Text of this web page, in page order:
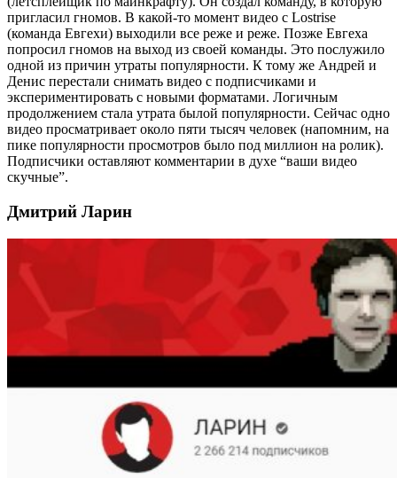
пригласил гномов. В какой-то момент видео с Lostrise
(команда Евгехи) выходили все реже и реже. Позже Евгеха
попросил гномов на выход из своей команды. Это послужило
одной из причин утраты популярности. К тому же Андрей и
Денис перестали снимать видео с подписчиками и
экспериментировать с новыми форматами. Логичным
продолжением стала утрата былой популярности. Сейчас одно
видео просматривает около пяти тысяч человек (напомним, на
пике популярности просмотров было под миллион на ролик).
Подписчики оставляют комментарии в духе “ваши видео
скучные”.
Дмитрий Ларин